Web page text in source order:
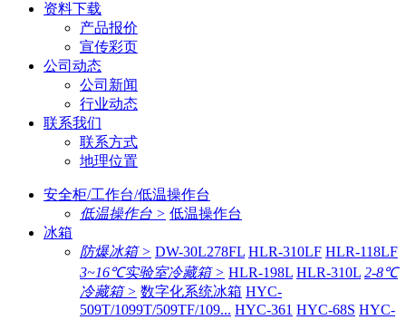
资料下载
产品报价
宣传彩页
公司动态
公司新闻
行业动态
联系我们
联系方式
地理位置
安全柜/工作台/低温操作台
低温操作台 > 低温操作台
冰箱
防爆冰箱 > DW-30L278FL HLR-310LF HLR-118LF
3~16℃实验室冷藏箱 > HLR-198L HLR-310L 2-8℃
冷藏箱 > 数字化系统冰箱 HYC-
509T/1099T/509TF/109... HYC-361 HYC-68S HYC-